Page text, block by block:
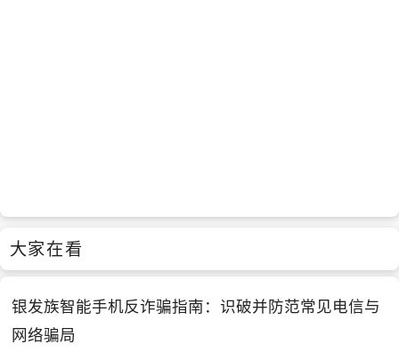
大家在看
银发族智能手机反诈骗指南：识破并防范常见电信与
网络骗局